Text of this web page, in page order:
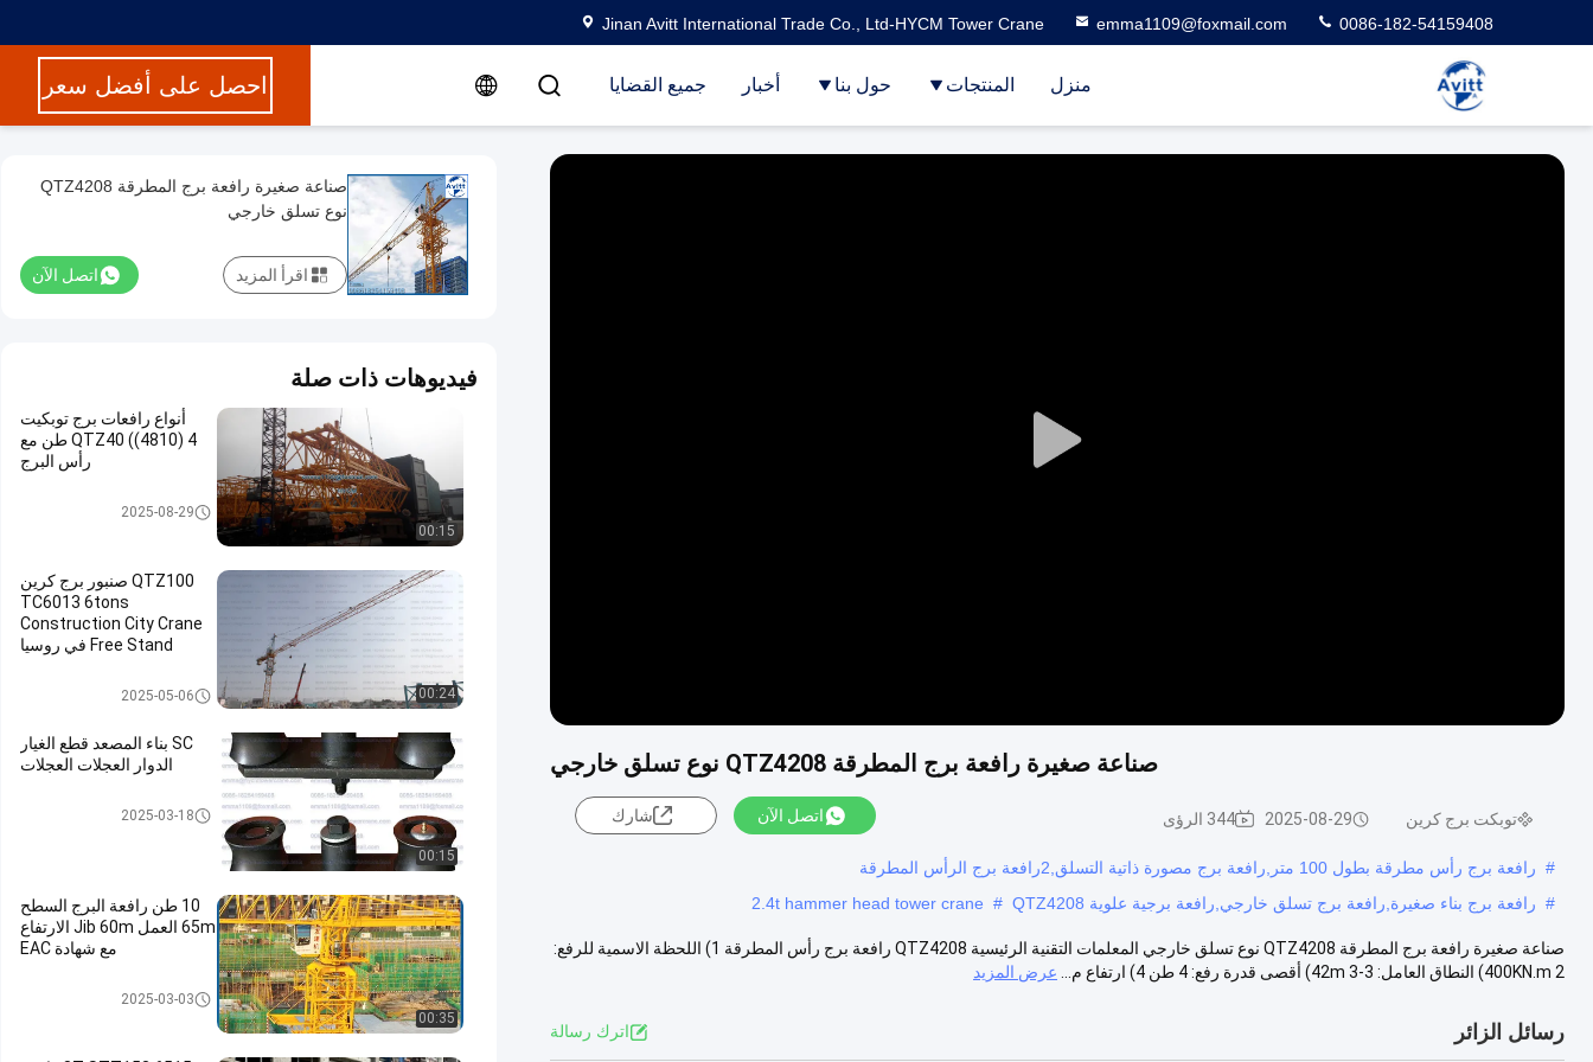
Jinan Avitt International Trade Co., Ltd-HYCM Tower Crane emma1109@foxmail.com 0086-182-54159408
منزل المنتجات حول بنا أخبار جميع القضايا احصل على أفضل سعر
Play
صناعة صغيرة رافعة برج المطرقة QTZ4208 نوع تسلق خارجي
توبكت برج كرين 2025-08-29 344 الرؤى اتصل الآن شارك
# رافعة برج رأس مطرقة بطول 100 متر,رافعة برج مصورة ذاتية التسلق,2رافعة برج الرأس المطرقة
# رافعة برج بناء صغيرة,رافعة برج تسلق خارجي,رافعة برجية علوية QTZ4208 #
2.4t hammer head tower crane
صناعة صغيرة رافعة برج المطرقة QTZ4208 نوع تسلق خارجي المعلمات التقنية الرئيسية QTZ4208 رافعة برج رأس المطرقة 1) اللحظة الاسمية للرفع:
400KN.m 2) النطاق العامل: 3-42m 3) أقصى قدرة رفع: 4 طن 4) ارتفاع م...
عرض المزيد
رسائل الزائر اترك رسالة
صناعة صغيرة رافعة برج المطرقة QTZ4208
نوع تسلق خارجي
اتصل الآن اقرأ المزيد
فيديوهات ذات صلة
00:15
أنواع رافعات برج توبكيت
QTZ40 ((4810) 4 طن مع
رأس البرج
2025-08-29
00:24
QTZ100 صنبور برج كرين
TC6013 6tons
Construction City Crane
Free Stand في روسيا
2025-05-06
00:15
SC بناء المصعد قطع الغيار
الدوار العجلات العجلات
قطع الغيار من الرافعات2025-03-18
00:35
10 طن رافعة البرج السطح
65m العمل Jib 60m الارتفاع
مع شهادة EAC
رافعة برج مسطحة2025-03-03